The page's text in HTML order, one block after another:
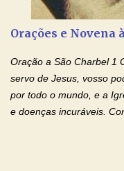
único Filho, nosso
rito Santo; nasceu da
foi crucificado, morto e
ressuscitou ao terceiro
de Deus Pai todo-
Orações e Novena
Oração a São Charbel 1
servo de Jesus, vosso
por todo o mundo, e a
e doenças incuráveis.